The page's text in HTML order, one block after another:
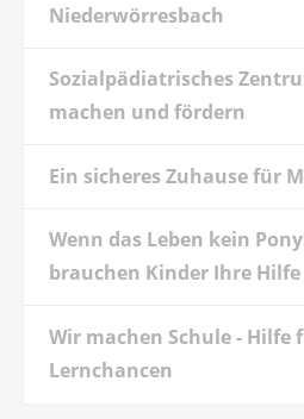
Niederwörresbach
Sozialpädiatrisches
machen und fördern
Ein sicheres Zuhause für
Wenn das Leben kein
brauchen Kinder Ihre Hilfe
Wir machen Schule - Hilfe
Lernchancen